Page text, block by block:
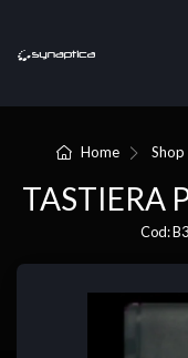
Home Shop
TASTIERA
Cod: